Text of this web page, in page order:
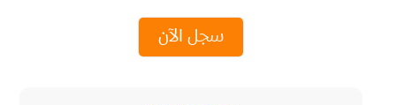
سجل الآن